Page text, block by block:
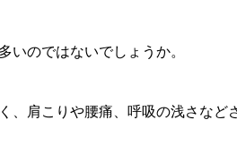
いのではないでしょうか。
、肩こりや腰痛、呼吸の浅さなど